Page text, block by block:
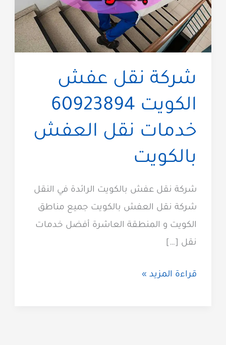
شركة نقل عفش
الكويت 60923894
خدمات نقل العفش
بالكويت
شركة نقل عفش بالكويت الرائدة في النقل
شركة نقل العفش بالكويت جميع مناطق
الكويت و المنطقة العاشرة أفضل خدمات
نقل […]
شركة
قراءة المزيد »